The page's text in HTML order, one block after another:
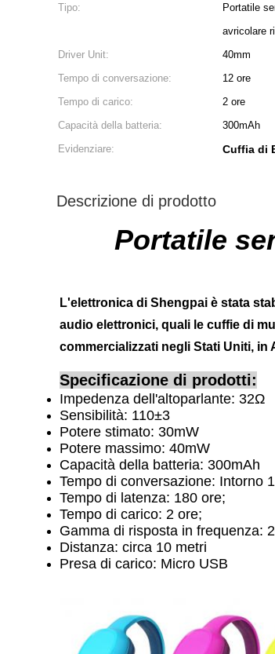
Tipo:
Portatile
avricolare
Driver Unit: 40mm
Tempo di conversazione:
12 ore
Tempo di carico:
2 ore
Capacità della batteria:
300mAh
Evidenziare:
Cuffia di
Descrizione di prodotto
Portatile
L'elettronica di Shengpai è stata
audio elettronici, quali le cuffie di
commercializzati negli Stati Uniti, in
Specificazione di prodotti:
Impedenza dell'altoparlante: 32Ω
Sensibilità: 110±3
Potere stimato: 30mW
Potere massimo: 40mW
Capacità della batteria: 300mAh
Tempo di conversazione: Intorno
Tempo di latenza: 180 ore;
Tempo di carico: 2 ore;
Gamma di risposta in frequenza:
Distanza: circa 10 metri
Presa di carico: Micro USB